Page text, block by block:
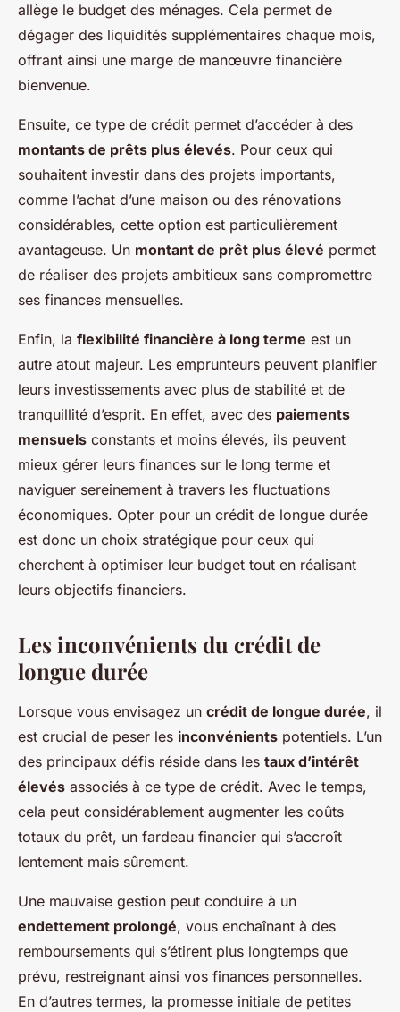
allège le budget des ménages. Cela permet de
dégager des liquidités supplémentaires chaque mois,
offrant ainsi une marge de manœuvre financière
bienvenue.
Ensuite, ce type de crédit permet d’accéder à des
montants de prêts plus élevés. Pour ceux qui
souhaitent investir dans des projets importants,
comme l’achat d’une maison ou des rénovations
considérables, cette option est particulièrement
avantageuse. Un montant de prêt plus élevé permet
de réaliser des projets ambitieux sans compromettre
ses finances mensuelles.
Enfin, la flexibilité financière à long terme est un
autre atout majeur. Les emprunteurs peuvent planifier
leurs investissements avec plus de stabilité et de
tranquillité d’esprit. En effet, avec des paiements
mensuels constants et moins élevés, ils peuvent
mieux gérer leurs finances sur le long terme et
naviguer sereinement à travers les fluctuations
économiques. Opter pour un crédit de longue durée
est donc un choix stratégique pour ceux qui
cherchent à optimiser leur budget tout en réalisant
leurs objectifs financiers.
Les inconvénients du crédit de
longue durée
Lorsque vous envisagez un crédit de longue durée, il
est crucial de peser les inconvénients potentiels. L’un
des principaux défis réside dans les taux d’intérêt
élevés associés à ce type de crédit. Avec le temps,
cela peut considérablement augmenter les coûts
totaux du prêt, un fardeau financier qui s’accroît
lentement mais sûrement.
Une mauvaise gestion peut conduire à un
endettement prolongé, vous enchaînant à des
remboursements qui s’étirent plus longtemps que
prévu, restreignant ainsi vos finances personnelles.
En d’autres termes, la promesse initiale de petites